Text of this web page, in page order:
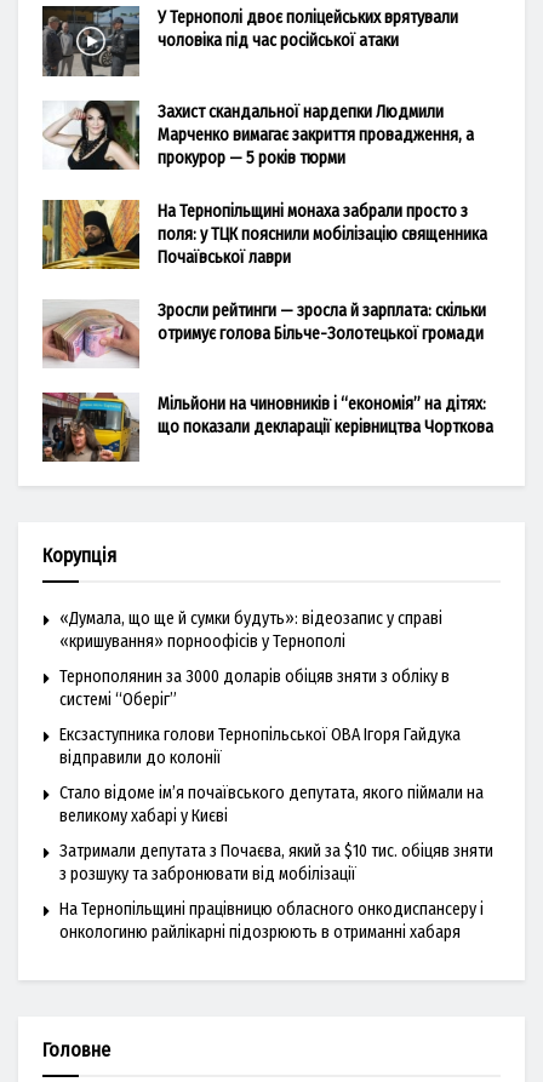
У Тернополі двоє поліцейських врятували
чоловіка під час російської атаки
Захист скандальної нардепки Людмили
Марченко вимагає закриття провадження, а
прокурор — 5 років тюрми
На Тернопільщині монаха забрали просто з
поля: у ТЦК пояснили мобілізацію священника
Почаївської лаври
Зросли рейтинги — зросла й зарплата: скільки
отримує голова Більче-Золотецької громади
Мільйони на чиновників і “економія” на дітях:
що показали декларації керівництва Чорткова
Корупція
«Думала, що ще й сумки будуть»: відеозапис у справі
«кришування» порноофісів у Тернополі
Тернополянин за 3000 доларів обіцяв зняти з обліку в
системі “Оберіг”
Ексзаступника голови Тернопільської ОВА Ігоря Гайдука
відправили до колонії
Стало відоме ім’я почаївського депутата, якого піймали на
великому хабарі у Києві
Затримали депутата з Почаєва, який за $10 тис. обіцяв зняти
з розшуку та забронювати від мобілізації
На Тернопільщині працівницю обласного онкодиспансеру і
онкологиню райлікарні підозрюють в отриманні хабаря
Головне